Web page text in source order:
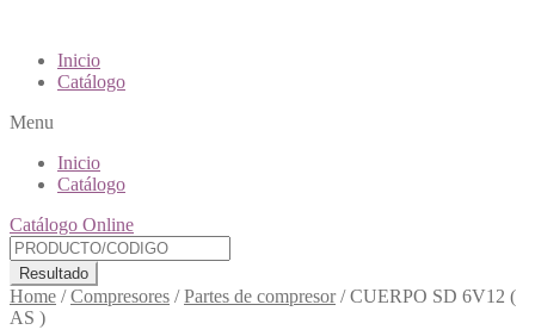
Inicio
Catálogo
Menu
Inicio
Catálogo
Catálogo Online
Resultado
Home /Compresores /Partes de compresor/CUERPO SD 6V12 (
AS )